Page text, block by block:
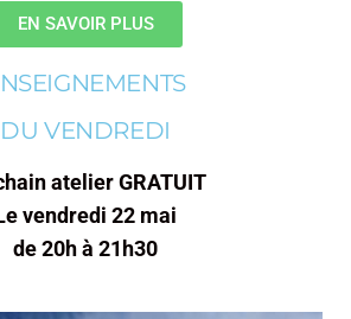
EN SAVOIR PLUS
DU VENDREDI
atelier GRATUIT
vendredi 22 mai
de 20h à 21h30